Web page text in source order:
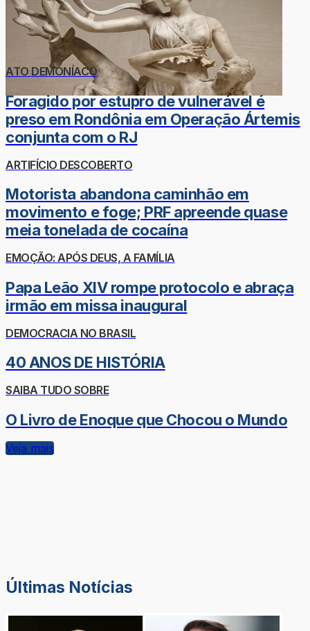
ATO DEMONÍACO
Foragido por estupro de vulnerável é
preso em Rondônia em Operação Ártemis
conjunta com o RJ
ARTIFÍCIO DESCOBERTO
Motorista abandona caminhão em
movimento e foge; PRF apreende quase
meia tonelada de cocaína
EMOÇÃO: APÓS DEUS, A FAMÍLIA
Papa Leão XIV rompe protocolo e abraça
irmão em missa inaugural
DEMOCRACIA NO BRASIL
40 ANOS DE HISTÓRIA
SAIBA TUDO SOBRE
O Livro de Enoque que Chocou o Mundo
Veja mais
Últimas Notícias